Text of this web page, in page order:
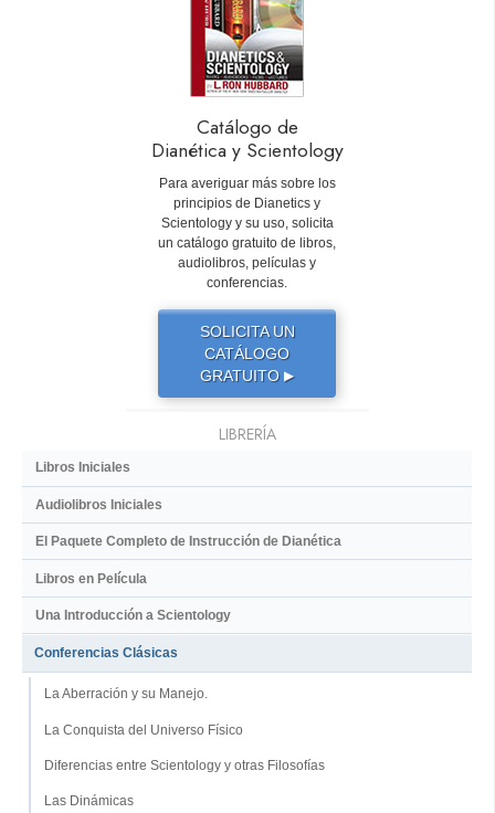
Catálogo de
Dianética y Scientology
Para averiguar más sobre los
principios de Dianetics y
Scientology y su uso, solicita
un catálogo gratuito de libros,
audiolibros, películas y
conferencias.
SOLICITA UN
CATÁLOGO
GRATUITO ▶
LIBRERÍA
Libros Iniciales
Audiolibros Iniciales
El Paquete Completo de Instrucción de Dianética
Libros en Película
Una Introducción a Scientology
Conferencias Clásicas
La Aberración y su Manejo.
La Conquista del Universo Físico
Diferencias entre Scientology y otras Filosofías
Las Dinámicas